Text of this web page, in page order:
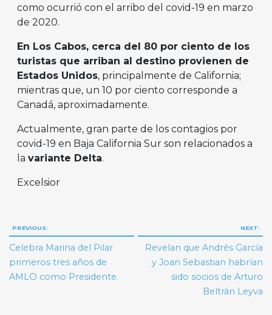
como ocurrió con el arribo del covid-19 en marzo
de 2020.
En Los Cabos, cerca del 80 por ciento de los
turistas que arriban al destino provienen de
Estados Unidos, principalmente de California;
mientras que, un 10 por ciento corresponde a
Canadá, aproximadamente.
Actualmente, gran parte de los contagios por
covid-19 en Baja California Sur son relacionados a
la variante Delta.
Excelsior
Navegación
de
entradas
PREVIOUS:
Celebra Marina del Pilar
primeros tres años de
AMLO como Presidente.
NEXT:
Revelan que Andrés García
y Joan Sebastian habrían
sido socios de Arturo
Beltrán Leyva